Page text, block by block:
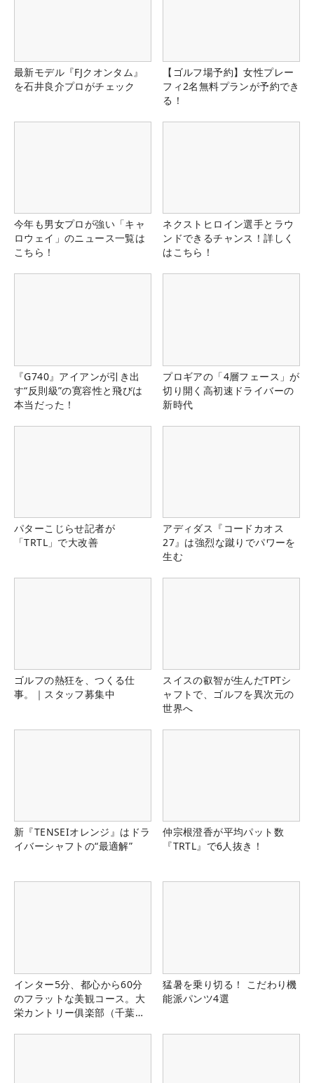
最新モデル『FJクオンタム』
を石井良介プロがチェック
【ゴルフ場予約】女性プレー
フィ2名無料プランが予約でき
る！
今年も男女プロが強い「キャ
ロウェイ」のニュース一覧は
こちら！
ネクストヒロイン選手とラウ
ンドできるチャンス！詳しく
はこちら！
『G740』アイアンが引き出
す“反則級”の寛容性と飛びは
本当だった！
プロギアの「4層フェース」が
切り開く高初速ドライバーの
新時代
パターこじらせ記者が
「TRTL」で大改善
アディダス『コードカオス
27』は強烈な蹴りでパワーを
生む
ゴルフの熱狂を、つくる仕
事。｜スタッフ募集中
スイスの叡智が生んだTPTシ
ャフトで、ゴルフを異次元の
世界へ
新『TENSEIオレンジ』はドラ
イバーシャフトの“最適解”
仲宗根澄香が平均パット数
『TRTL』で6人抜き！
インター5分、都心から60分
のフラットな美観コース。大
栄カントリー俱楽部（千葉
猛暑を乗り切る！ こだわり機
能派パンツ4選